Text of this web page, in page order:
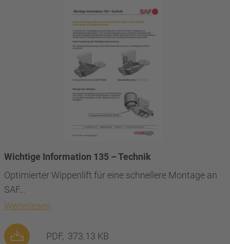
Wichtige Information 135 – Technik
Optimierter Wippenlift für eine schnellere Montage an
SAF…
Weiterlesen
PDF, 373.13 KB